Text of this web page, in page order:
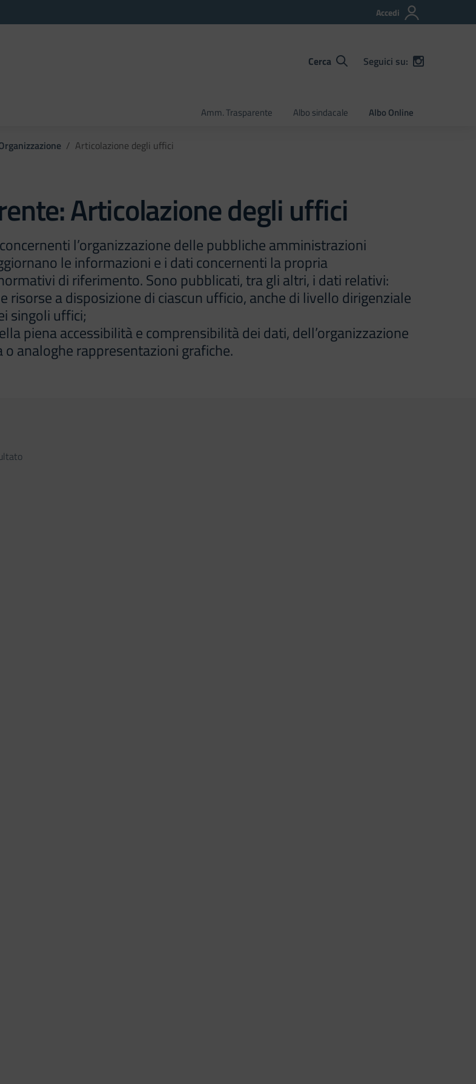
Accedi
Cerca Seguici su:
Amm. Trasparente Albo sindacale Albo Online
Articolazione degli uffici
Articolazione degli uffici
l’organizzazione delle pubbliche amministrazioni
le informazioni e i dati concernenti la propria
di riferimento. Sono pubblicati, tra gli altri, i dati relativi:
risorse a disposizione di ciascun ufficio, anche di livello dirigenziale
singoli uffici;
piena accessibilità e comprensibilità dei dati, dell’organizzazione
analoghe rappresentazioni grafiche.